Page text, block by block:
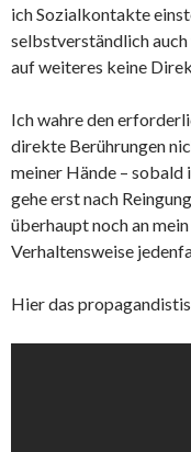
ich Sozialkontakte
selbstverständlich
auf weiteres keine
Ich wahre den
direkte Berührungen
meiner Hände – sobald
gehe erst nach
überhaupt noch an
Verhaltensweise
Hier das